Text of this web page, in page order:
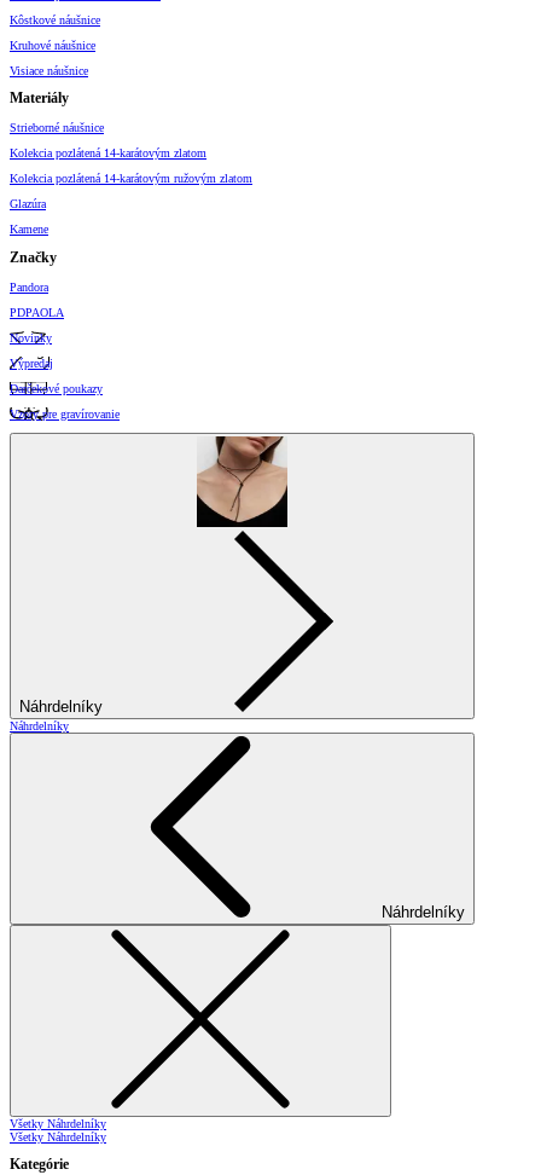
Kôstkové náušnice
Kruhové náušnice
Visiace náušnice
Materiály
Strieborné náušnice
Kolekcia pozlátená 14-karátovým zlatom
Kolekcia pozlátená 14-karátovým ružovým zlatom
Glazúra
Kamene
Značky
Pandora
PDPAOLA
Novinky
Výpredaj
Darčekové poukazy
Vzory pre gravírovanie
Náhrdelníky
Náhrdelníky
Náhrdelníky
Všetky Náhrdelníky
Všetky Náhrdelníky
Kategórie